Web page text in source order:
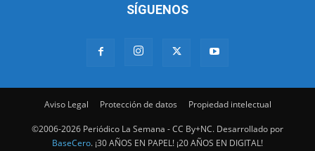
SÍGUENOS
Aviso Legal Protección de datos Propiedad intelectual
©2006-2026 Periódico La Semana - CC By+NC. Desarrollado por
BaseCero. ¡30 AÑOS EN PAPEL! ¡20 AÑOS EN DIGITAL!